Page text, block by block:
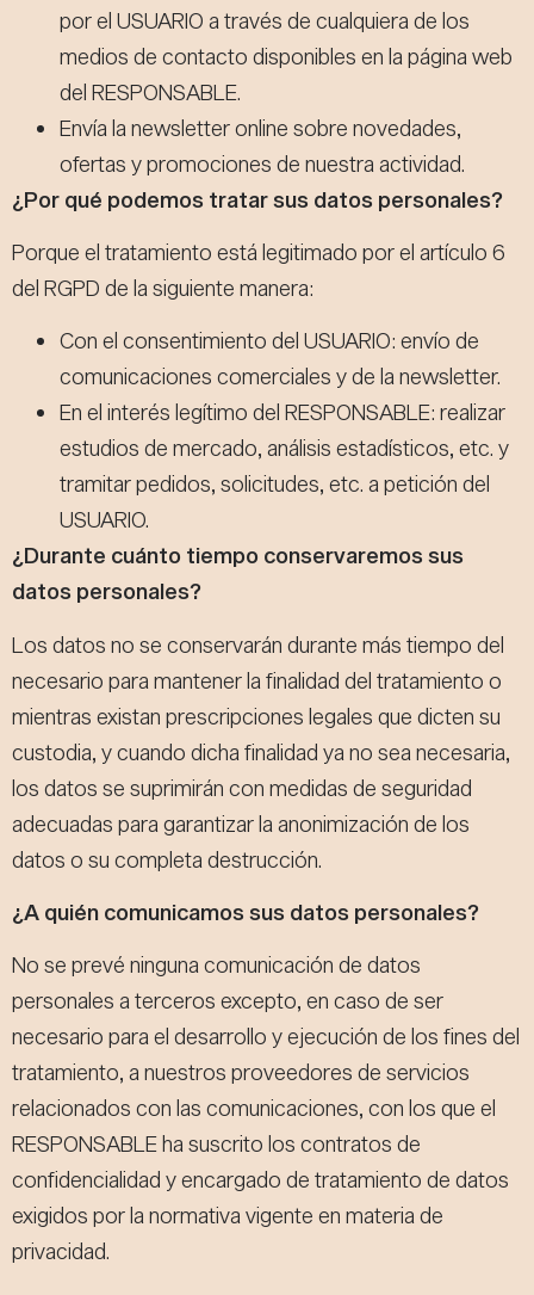
por el USUARIO a través de cualquiera de los
medios de contacto disponibles en la página web
del RESPONSABLE.
Envía la newsletter online sobre novedades,
ofertas y promociones de nuestra actividad.
¿Por qué podemos tratar sus datos personales?
Porque el tratamiento está legitimado por el artículo 6
del RGPD de la siguiente manera:
Con el consentimiento del USUARIO: envío de
comunicaciones comerciales y de la newsletter.
En el interés legítimo del RESPONSABLE: realizar
estudios de mercado, análisis estadísticos, etc. y
tramitar pedidos, solicitudes, etc. a petición del
USUARIO.
¿Durante cuánto tiempo conservaremos sus
datos personales?
Los datos no se conservarán durante más tiempo del
necesario para mantener la finalidad del tratamiento o
mientras existan prescripciones legales que dicten su
custodia, y cuando dicha finalidad ya no sea necesaria,
los datos se suprimirán con medidas de seguridad
adecuadas para garantizar la anonimización de los
datos o su completa destrucción.
¿A quién comunicamos sus datos personales?
No se prevé ninguna comunicación de datos
personales a terceros excepto, en caso de ser
necesario para el desarrollo y ejecución de los fines del
tratamiento, a nuestros proveedores de servicios
relacionados con las comunicaciones, con los que el
RESPONSABLE ha suscrito los contratos de
confidencialidad y encargado de tratamiento de datos
exigidos por la normativa vigente en materia de
privacidad.